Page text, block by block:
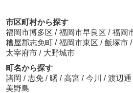
市区町村から探す
福岡市博多区 / 福岡市早良区 / 福岡
糟屋郡志免町 / 福岡市東区 / 飯塚市 /
太宰府市 / 大野城市
町名から探す
諸岡 / 志免 / 曙 / 高宮 / 今川 / 渡辺通
美野島